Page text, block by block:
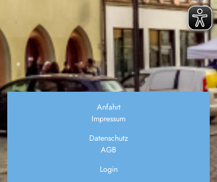
Anfahrt
Impressum
Datenschutz
AGB
Login